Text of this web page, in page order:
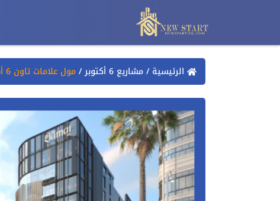
الرئيسية /مشاريع 6 أكتوبر /مول علامات تاون 6 أكتوبر Mall Alamat Town October